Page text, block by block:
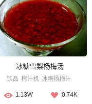
冰糖雪梨杨梅汤
饮品 榨汁机 冰糖杨梅汁
1.13W 0.74K